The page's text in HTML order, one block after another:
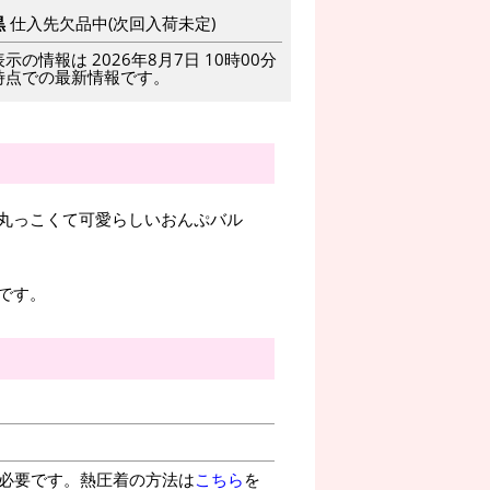
仕入先欠品中(次回入荷未定)
示の情報は 2026年8月7日 10時00分
点での最新情報です。
っこくて可愛らしいおんぷバル
。
要です。熱圧着の方法はこちら を